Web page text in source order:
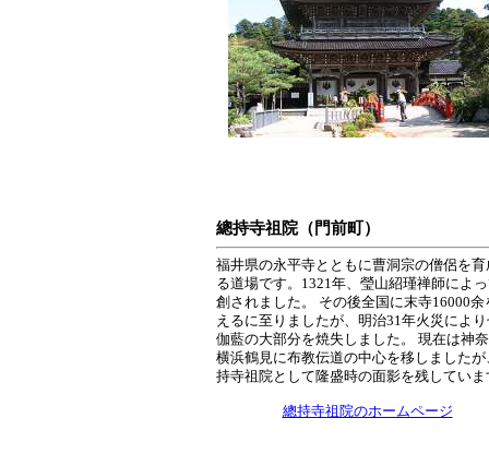
總持寺祖院（門前町）
福井県の永平寺とともに曹洞宗の僧侶を育
る道場です。1321年、瑩山紹瑾禅師によ
創されました。 その後全国に末寺16000余
えるに至りましたが、明治31年火災によ
伽藍の大部分を焼失しました。 現在は神
横浜鶴見に布教伝道の中心を移しましたが
持寺祖院として隆盛時の面影を残していま
總持寺祖院のホームページ